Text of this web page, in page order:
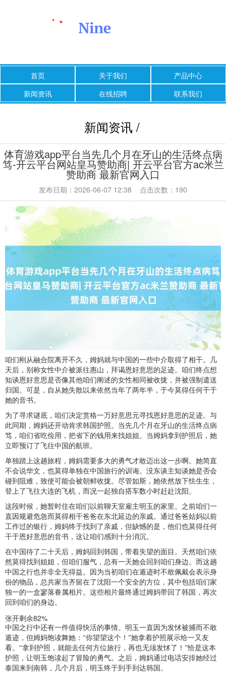
首页 关于我们
产品中心
新闻资讯
在线招聘 联系我们
新闻资讯 /
体育游戏app平台当先几个月在牙山的生活终点病
笃-开云平台网站皇马赞助商| 开云平台官方ac米兰
赞助商 最新官网入口
发布日期：2026-06-07 12:38 点击次数：190
咱们刚从融合院离开不久，姆妈就与中国的一些中介取得了相干。几
天后，别称女性中介被派往惠山，拜谒恩好意思的足迹。咱们终点想
知谈恩好意思是否像其他咱们阐述的女性相同被收拢，并被强制遣送
归国。可是，自从她失散以来依然当年了两年半，于今莫得任何干于
她的音书。
为了寻求谜底，咱们决定赏格一万好意思元寻找恩好意思的足迹。与
此同期，姆妈还开动肯求韩国护照。当先几个月在牙山的生活终点病
笃，咱们省吃俭用，把省下的钱用来找姐姐。当姆妈拿到护照后，她
立即预订了飞往中国的航班。
单独踏上这趟旅程，姆妈需要多大的勇气才敢迈出这一步啊。她简直
不会说华文，也莫得单独在中国旅行的训诲。没东谈主知谈她是否会
碰到阻难，致使可能会被朝鲜收拢。尽管如斯，她依然放下怯生生，
登上了飞往大连的飞机，而况一起独自搭车数小时赶赴沈阳。
这段时候，她暂时住在咱们以前聊天室雇主明玉的家里。之前咱们一
直因规避危急而莫得相干爸爸在东北延边的亲戚。通过爸爸姑妈以前
工作过的银行，姆妈终于找到了亲戚，但缺憾的是，他们也莫得任何
干于恩好意思的音书，这让咱们感到十分消沉。
在中国待了二十天后，姆妈回到韩国，带着失望的面目。天然咱们依
然莫得找到姐姐，但咱们服气，总有一天她会回到咱们身边。而这趟
中国之行也并非全无得益。因为当初咱们在遁迹时不敢佩戴会表示身
份的物品，总共家当齐留在了沈阳一个安全的方位，其中包括咱们家
独一的一盒寥落眷属相片。这些相片最终通过姆妈带回了韩国，再次
回到咱们的身边。
张开剩余82%
中国之行中还有一件值得快活的事情。明玉一直因为发怵被捕而不敢
遁迹，但姆妈饱读舞她：“你望望这个！”她拿着护照展示给一又友
看。“拿到护照，就能去任何方位旅行，再也无须发怵了！”恰是这本
护照，让明玉饱读起了冒险的勇气。之后，姆妈通过电话安排她经过
泰国来到南韩，几个月后，明玉终于到手到达韩国。